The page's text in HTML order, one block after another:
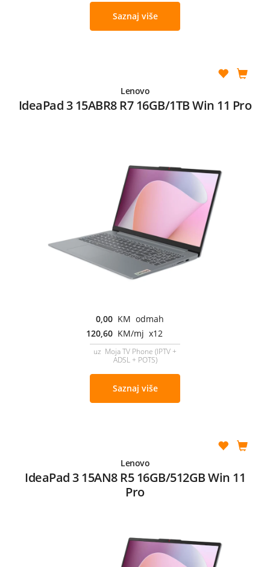
Saznaj više
Lenovo
IdeaPad 3 15ABR8 R7 16GB/1TB Win 11 Pro
0,00 KM odmah
120,60 KM/mj x12
uz Moja TV Phone (IPTV +
ADSL + POTS)
Saznaj više
Lenovo
IdeaPad 3 15AN8 R5 16GB/512GB Win 11
Pro